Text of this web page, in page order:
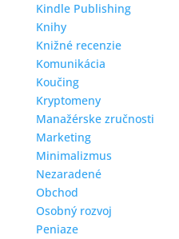
Kindle Publishing
Knihy
Knižné recenzie
Komunikácia
Koučing
Kryptomeny
Manažérske zručnosti
Marketing
Minimalizmus
Nezaradené
Obchod
Osobný rozvoj
Peniaze